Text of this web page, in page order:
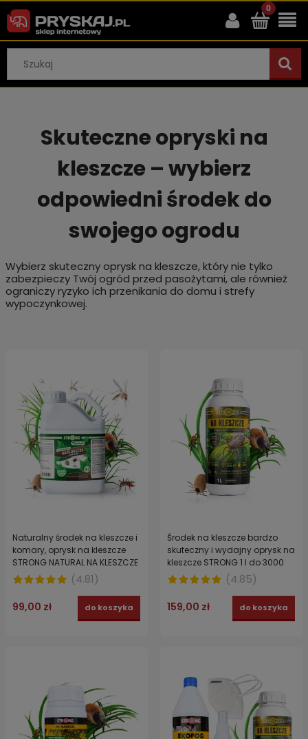
Skuteczne opryski na
kleszcze – wybierz
odpowiedni środek do
swojego ogrodu
Wybierz skuteczny oprysk na kleszcze, który nie tylko
zabezpieczy Twój ogród przed pasożytami, ale również
ograniczy ryzyko ich przenikania do domu i strefy
wypoczynkowej.
Naturalny środek na kleszcze i
komary, oprysk na kleszcze
STRONG NATURAL NA KLESZCZE
I KOMARY 5 L
(4.81)
99,00 zł do koszyka
Środek na kleszcze bardzo
skuteczny i wydajny oprysk na
kleszcze STRONG 1 l do 3000
m²
(4.85)
159,00 zł do koszyka